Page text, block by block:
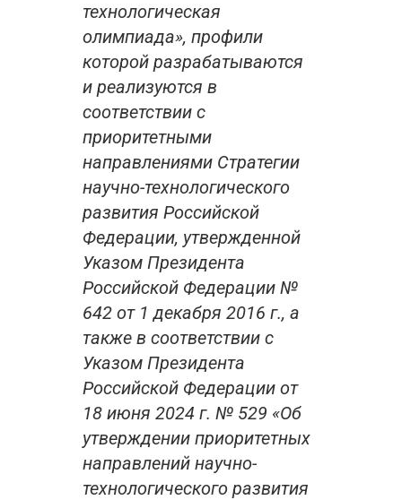
технологическая
олимпиада», профили
которой разрабатываются
и реализуются в
соответствии с
приоритетными
направлениями Стратегии
научно-технологического
развития Российской
Федерации, утвержденной
Указом Президента
Российской Федерации №
642 от 1 декабря 2016 г., а
также в соответствии с
Указом Президента
Российской Федерации от
18 июня 2024 г. № 529 «Об
утверждении приоритетных
направлений научно-
технологического развития